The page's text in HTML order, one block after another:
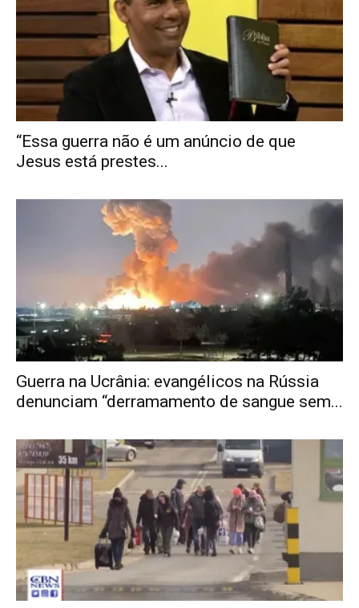
“Essa guerra não é um anúncio de que
Jesus está prestes...
Guerra na Ucrânia: evangélicos na Rússia
denunciam “derramamento de sangue sem...